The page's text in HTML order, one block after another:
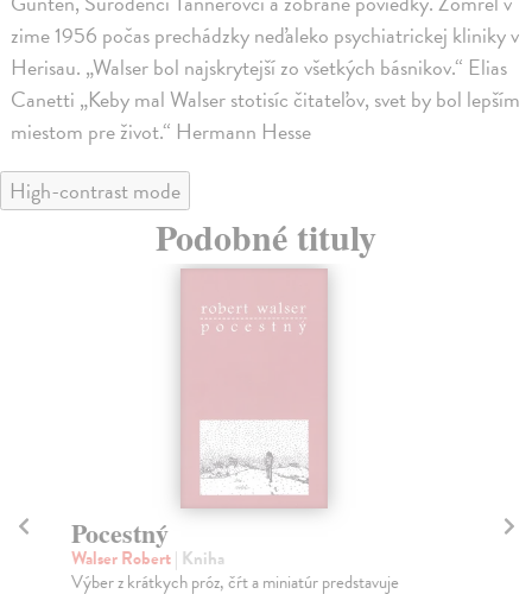
zime 1956 počas prechádzky neďaleko psychiatrickej kliniky v
Herisau. „Walser bol najskrytejší zo všetkých básnikov.“ Elias
Canetti „Keby mal Walser stotisíc čitateľov, svet by bol lepším
miestom pre život.“ Hermann Hesse
High-contrast mode
Podobné tituly
Impérium
Harris Robert| Kniha
Starý Rím, mesto slávy postavené na brehu rieky